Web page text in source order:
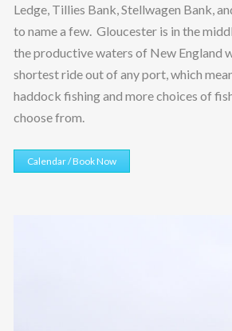
Ledge, Tillies Bank, Stellwagen Bank,
to name a few. Gloucester is in the
the productive waters of New England
shortest ride out of any port, which
haddock fishing and more choices of
choose from.
Calendar / Book Now